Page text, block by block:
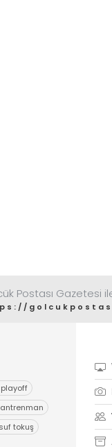
Postası Gazetesi
playoff
antrenman
tokuş